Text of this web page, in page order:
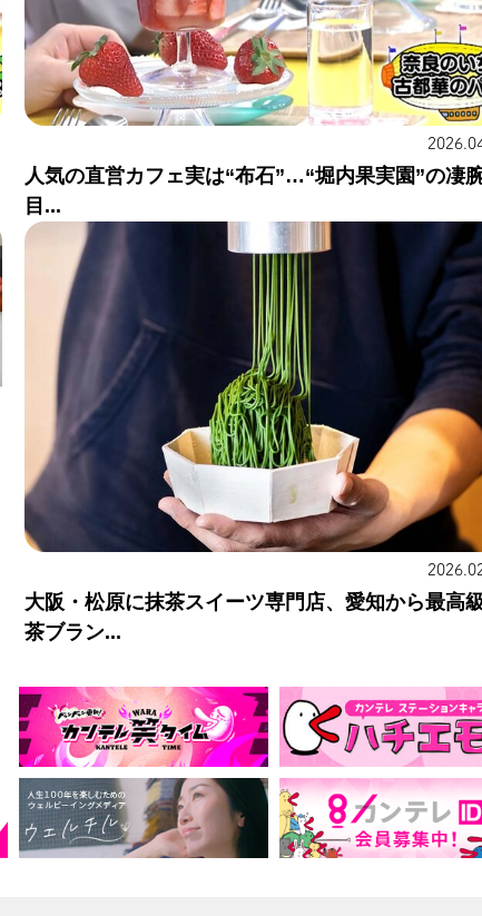
人気の直営カフェ実は“布石”…“堀内果実園”の凄
目...
大阪・松原に抹茶スイーツ専門店、愛知から最高
茶ブラン...